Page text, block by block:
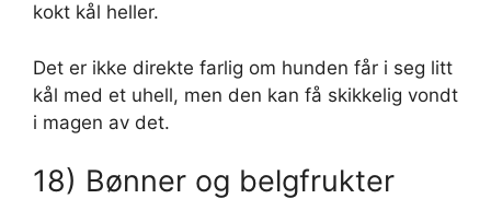
kokt kål heller.
Det er ikke direkte farlig om hunden får i seg litt
kål med et uhell, men den kan få skikkelig vondt
i magen av det.
18) Bønner og belgfrukter